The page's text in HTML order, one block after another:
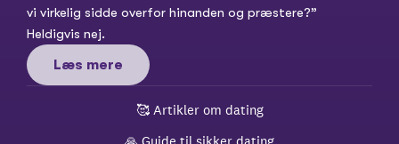
vi virkelig sidde overfor hinanden og præstere?”
Heldigvis nej.
Læs mere
🥰 Artikler om dating